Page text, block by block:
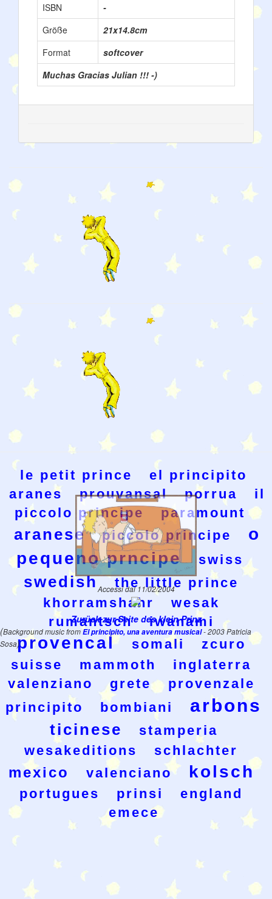
ISBN
-
Größe
21x14.8cm
Format
softcover
Muchas Gracias Julian !!! -)
le petit prince
el principito
aranes
prouvansal porrua
il
piccolo principe
paramount
aranese piccolo principe
o
pequeno prncipe
swiss
swedish
the little prince
khorramshahr
wesak
rumantsch
iwanami
provencal somali
zcuro
suisse
mammoth
inglaterra
valenziano
grete
provenzale
principito
bombiani arbons
ticinese
stamperia
wesakeditions
schlachter
mexico valenciano kolsch
portugues prinsi
england
emece
Accessi dal 11/02/2004
Zurück zur Seite des klein Prinz
(Background music fromEl principito, una aventura musical- 2003 Patricia
Sosa)